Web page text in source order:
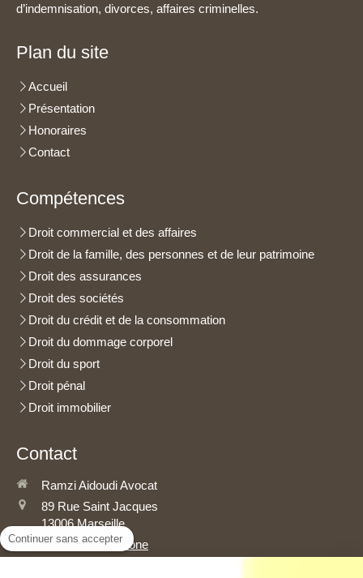
d’indemnisation, divorces, affaires criminelles.
Plan du site
Accueil
Présentation
Honoraires
Contact
Compétences
Droit commercial et des affaires
Droit de la famille, des personnes et de leur patrimoine
Droit des assurances
Droit des sociétés
Droit du crédit et de la consommation
Droit du dommage corporel
Droit du sport
Droit pénal
Droit immobilier
Contact
Ramzi Aidoudi Avocat
89 Rue Saint Jacques
13006 Marseille
Afficher le téléphone
Continuer sans accepter